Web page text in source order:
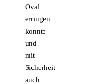
Oval
erringen
konnte
und
mit
Sicherheit
auch